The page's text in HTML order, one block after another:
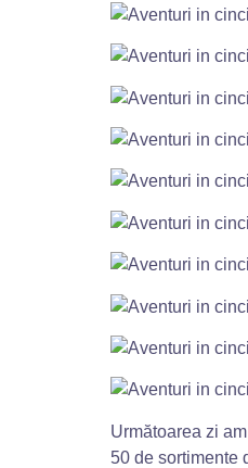
Următoarea zi
50 de sortimente